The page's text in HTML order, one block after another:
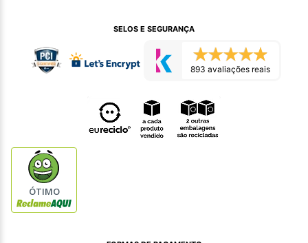
SELOS E SEGURANÇA
893 avaliações reais
ÓTIMO